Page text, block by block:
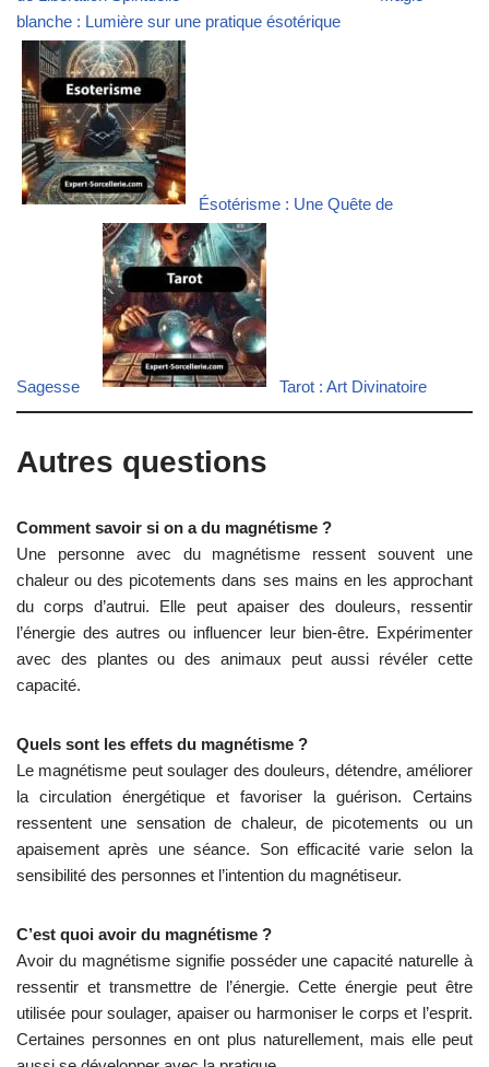
blanche : Lumière sur une pratique ésotérique
Ésotérisme : Une Quête de
Sagesse Tarot : Art Divinatoire
Autres questions
Comment savoir si on a du magnétisme ?
Une personne avec du magnétisme ressent souvent une
chaleur ou des picotements dans ses mains en les approchant
du corps d’autrui. Elle peut apaiser des douleurs, ressentir
l’énergie des autres ou influencer leur bien-être. Expérimenter
avec des plantes ou des animaux peut aussi révéler cette
capacité.
Quels sont les effets du magnétisme ?
Le magnétisme peut soulager des douleurs, détendre, améliorer
la circulation énergétique et favoriser la guérison. Certains
ressentent une sensation de chaleur, de picotements ou un
apaisement après une séance. Son efficacité varie selon la
sensibilité des personnes et l’intention du magnétiseur.
C’est quoi avoir du magnétisme ?
Avoir du magnétisme signifie posséder une capacité naturelle à
ressentir et transmettre de l’énergie. Cette énergie peut être
utilisée pour soulager, apaiser ou harmoniser le corps et l’esprit.
Certaines personnes en ont plus naturellement, mais elle peut